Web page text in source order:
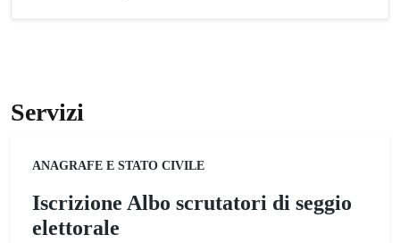
Servizi
Categoria:
ANAGRAFE E STATO CIVILE
Iscrizione Albo scrutatori di seggio
elettorale